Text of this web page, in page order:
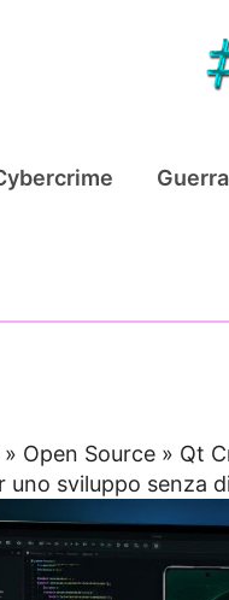
» Open Source » Qt
uno sviluppo senza